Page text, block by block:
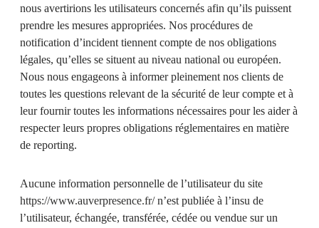
nous avertirions les utilisateurs concernés afin qu’ils puissent
prendre les mesures appropriées. Nos procédures de
notification d’incident tiennent compte de nos obligations
légales, qu’elles se situent au niveau national ou européen.
Nous nous engageons à informer pleinement nos clients de
toutes les questions relevant de la sécurité de leur compte et à
leur fournir toutes les informations nécessaires pour les aider à
respecter leurs propres obligations réglementaires en matière
de reporting.
Aucune information personnelle de l’utilisateur du site
https://www.auverpresence.fr/n’est publiée à l’insu de
l’utilisateur, échangée, transférée, cédée ou vendue sur un